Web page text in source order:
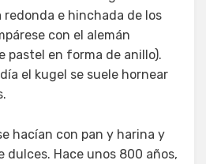
e hinchada de los
con el alemán
pastel en forma de anillo).
el kugel se suele hornear
hacían con pan y harina y
dulces. Hace unos 800 años,